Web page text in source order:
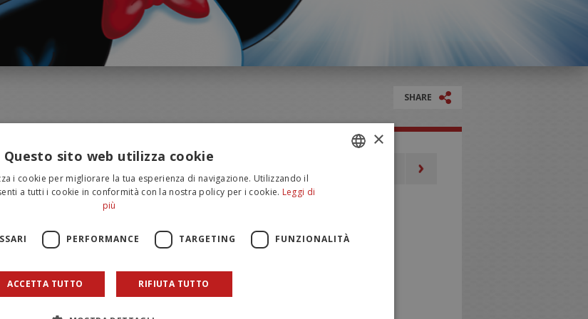
SHARE
SU FACEBOOK E INSTAGRAM!!
×
Questo sito web utilizza cookie
i cookie per migliorare la tua esperienza di navigazione. Utilizzando il
a tutti i cookie in conformità con la nostra policy per i cookie. Leggi di
più
PERFORMANCE TARGETING FUNZIONALITÀ
ACCETTA TUTTO RIFIUTA TUTTO